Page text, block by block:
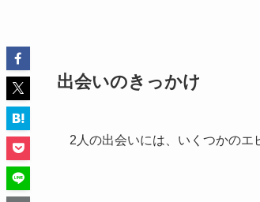
出会いのきっかけ
2人の出会いには、いくつかのエ